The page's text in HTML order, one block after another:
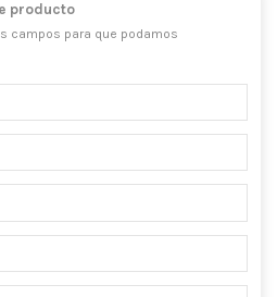
producto
campos para que podamos